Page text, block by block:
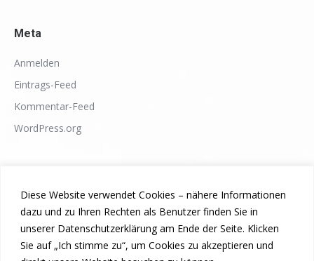
Diese Website verwendet Cookies – nähere Informationen
dazu und zu Ihren Rechten als Benutzer finden Sie in
unserer Datenschutzerklärung am Ende der Seite. Klicken
Sie auf „Ich stimme zu“, um Cookies zu akzeptieren und
Meta
Anmelden
Eintrags-Feed
Kommentar-Feed
WordPress.org